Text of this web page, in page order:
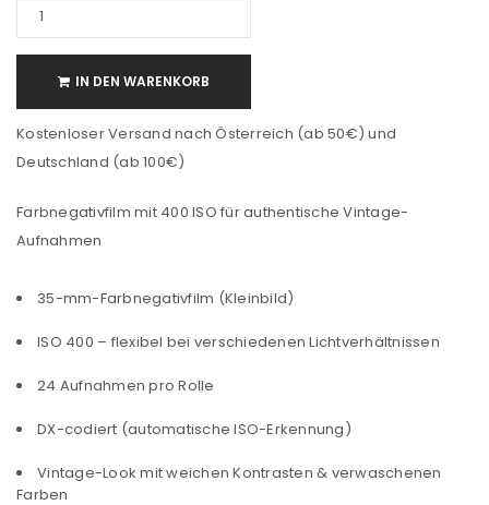
IN DEN WARENKORB
Kostenloser Versand nach Österreich (ab 50€) und
Deutschland (ab 100€)
Farbnegativfilm mit 400 ISO für authentische Vintage-
Aufnahmen
35-mm-Farbnegativfilm (Kleinbild)
ISO 400 – flexibel bei verschiedenen Lichtverhältnissen
24 Aufnahmen pro Rolle
DX-codiert (automatische ISO-Erkennung)
Vintage-Look mit weichen Kontrasten & verwaschenen
Farben